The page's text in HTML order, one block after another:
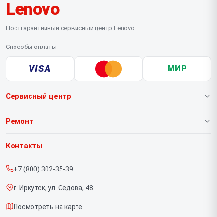
Lenovo
Постгарантийный сервисный центр Lenovo
Способы оплаты
VISA МИР
Сервисный центр
О нашем сервисе
Срочный ремонт
Доставка и способы оплаты
Диагностика
Ремонт
Ноутбуков
Контакты
+7 (800) 302-35-39
г. Иркутск, ул. Седова, 48
Посмотреть на карте